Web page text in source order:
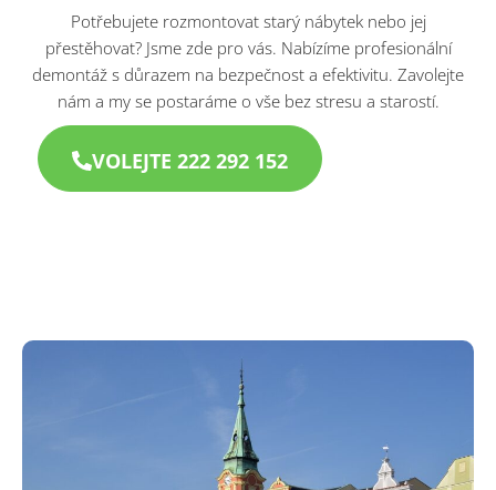
Potřebujete rozmontovat starý nábytek nebo jej
přestěhovat? Jsme zde pro vás. Nabízíme profesionální
demontáž s důrazem na bezpečnost a efektivitu. Zavolejte
nám a my se postaráme o vše bez stresu a starostí.​
VOLEJTE 222 292 152